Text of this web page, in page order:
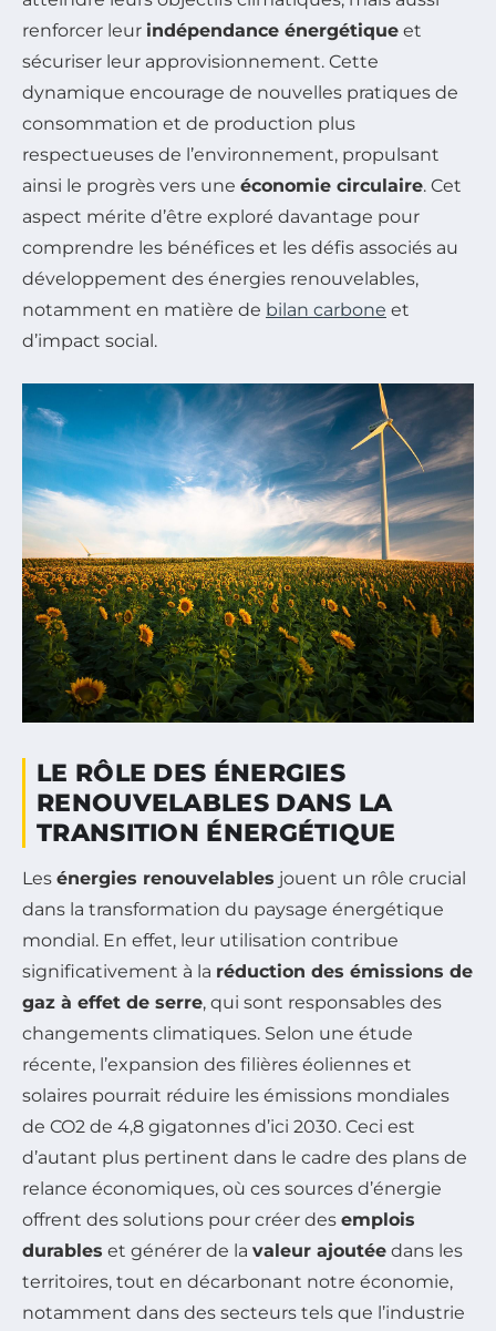
renforcer leur indépendance énergétique et
sécuriser leur approvisionnement. Cette
dynamique encourage de nouvelles pratiques de
consommation et de production plus
respectueuses de l’environnement, propulsant
ainsi le progrès vers une économie circulaire. Cet
aspect mérite d’être exploré davantage pour
comprendre les bénéfices et les défis associés au
développement des énergies renouvelables,
notamment en matière de bilan carbone et
d’impact social.
LE RÔLE DES ÉNERGIES
RENOUVELABLES DANS LA
TRANSITION ÉNERGÉTIQUE
Les énergies renouvelables jouent un rôle crucial
dans la transformation du paysage énergétique
mondial. En effet, leur utilisation contribue
significativement à la réduction des émissions de
gaz à effet de serre, qui sont responsables des
changements climatiques. Selon une étude
récente, l’expansion des filières éoliennes et
solaires pourrait réduire les émissions mondiales
de CO2 de 4,8 gigatonnes d’ici 2030. Ceci est
d’autant plus pertinent dans le cadre des plans de
relance économiques, où ces sources d’énergie
offrent des solutions pour créer des emplois
durables et générer de la valeur ajoutée dans les
territoires, tout en décarbonant notre économie,
notamment dans des secteurs tels que l’industrie